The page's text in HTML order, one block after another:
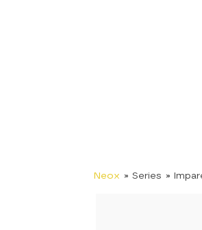
Neox » Series »